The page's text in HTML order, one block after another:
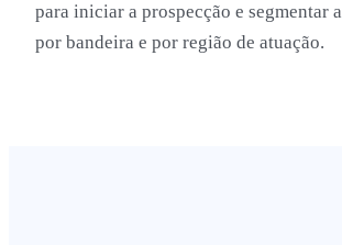
para iniciar a prospecção e segmentar
por bandeira e por região de atuação.